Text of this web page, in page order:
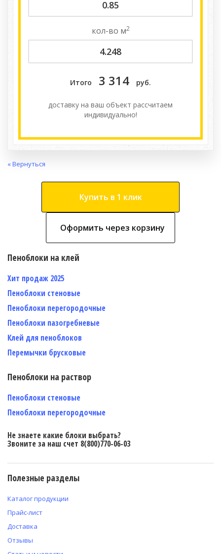
кол-во м2
Итого 3 314 руб.
доставку на ваш объект расcчитаем
индивидуально!
« Вернуться
Купить в 1 клик
Оформить через корзину
Пеноблоки на клей
Хит продаж 2025
Пеноблоки стеновые
Пеноблоки перегородочные
Пеноблоки пазогребневые
Клей для пеноблоков
Перемычки брусковые
Пеноблоки на раствор
Пеноблоки стеновые
Пеноблоки перегородочные
Не знаете какие блоки выбрать?
Звоните за наш счет 8(800)770-06-03
Полезные разделы
Каталог продукции
Прайс-лист
Доставка
Отзывы